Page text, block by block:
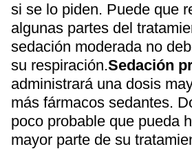
si se lo piden. Puede que
algunas partes del
sedación moderada no
su respiración.Sedación
administrará una dosis
más fármacos sedantes.
poco probable que pueda
mayor parte de su